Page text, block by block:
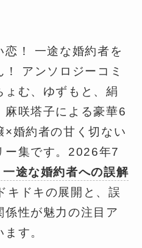
恋！ 一途な婚約者を
アンソロジーコミ
ょむ、ゆずもと、絹
麻咲塔子による豪華6
×婚約者の甘く切ない
ー集です。2026年7
一途な婚約者への誤解
キドキの展開と、誤
性が魅力の注目ア
す。